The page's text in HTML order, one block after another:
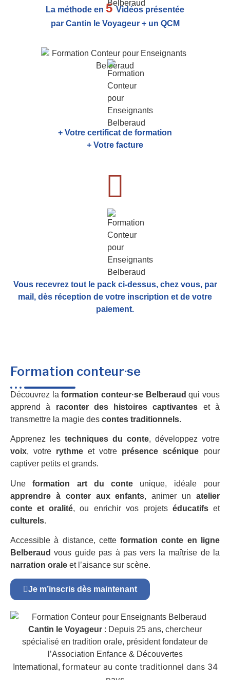
La méthode en 5Vidéos présentée
par Cantin le Voyageur + un QCM
+ Votre certificat de formation
+ Votre facture
Vous recevrez tout le pack ci-dessus, chez vous, par
mail, dès réception de votre inscription et de votre
paiement.
Formation conteur·se
Découvrez laformation conteur·se Belberaud qui vous
apprend à raconter des histoires captivantes et à
transmettre la magie des contes traditionnels.
Apprenez les techniques du conte, développez votre
voix, votre rythme et votre présence scénique pour
captiver petits et grands.
Uneformation art du conte unique, idéale pour
apprendre à conter aux enfants, animer unatelier
conte et oralité, ou enrichir vos projets éducatifset
culturels.
Accessible à distance, cetteformation conte en ligne
Belberaud vous guide pas à pas vers la maîtrise de la
narration orale et l’aisance sur scène.
Je m’inscris dès maintenant
Cantin le Voyageur : Depuis 25 ans, chercheur
spécialisé en tradition orale, président fondateur de
l’Association Enfance & Découvertes
International, formateur au conte traditionnel dans 34